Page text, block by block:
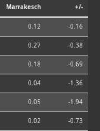
Marrakesch +/-
0.12 -0.16
0.27 -0.38
0.18 -0.69
0.04 -1.36
0.05 -1.94
0.02 -0.73